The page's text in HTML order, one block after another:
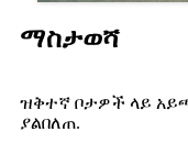
ማስታወሻ
ዝቅተኛ ቦታዎች ላይ
ያልበለጠ.